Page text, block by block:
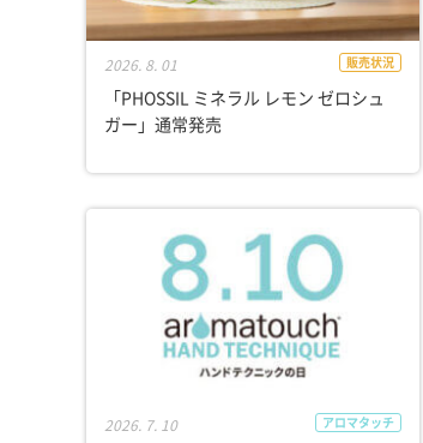
2026. 8. 01 販売状況
「PHOSSIL ミネラル レモン ゼロシュ
ガー」通常発売
2026. 7. 10 アロマタッチ